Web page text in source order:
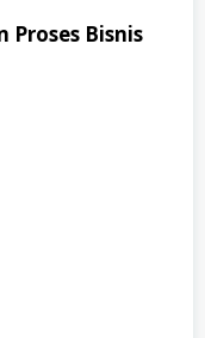
Bisnis